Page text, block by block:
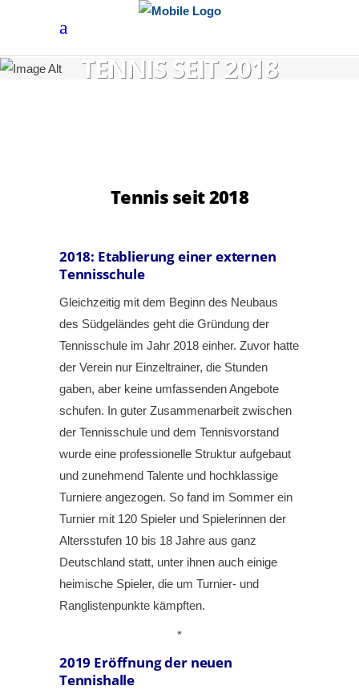
TENNIS SEIT 2018
Tennis seit 2018
2018: Etablierung einer externen
Tennisschule
Gleichzeitig mit dem Beginn des Neubaus
des Südgeländes geht die Gründung der
Tennisschule im Jahr 2018 einher. Zuvor hatte
der Verein nur Einzeltrainer, die Stunden
gaben, aber keine umfassenden Angebote
schufen. In guter Zusammenarbeit zwischen
der Tennisschule und dem Tennisvorstand
wurde eine professionelle Struktur aufgebaut
und zunehmend Talente und hochklassige
Turniere angezogen. So fand im Sommer ein
Turnier mit 120 Spieler und Spielerinnen der
Altersstufen 10 bis 18 Jahre aus ganz
Deutschland statt, unter ihnen auch einige
heimische Spieler, die um Turnier- und
Ranglistenpunkte kämpften.
*
2019 Eröffnung der neuen
Tennishalle